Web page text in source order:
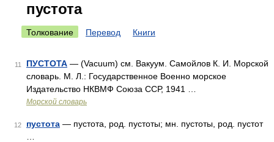
пустота
Толкование Перевод Книги
11 ПУСТОТА — (Vacuum) см. Вакуум. Самойлов К. И. Морской
словарь. М. Л.: Государственное Военно морское
Издательство НКВМФ Союза ССР, 1941 …
Морской словарь
12 пустота — пустота, род. пустоты; мн. пустоты, род. пустот